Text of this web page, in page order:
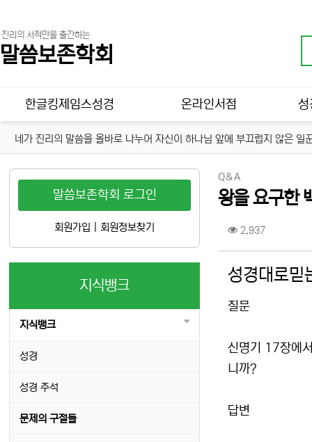
진리의 서적만을 출간하는
말씀보존학회
메인 메뉴
한글킹제임스성경 온라인서점 성
네가 진리의 말씀을 올바로 나누어 자신이 하나님 앞에 부끄럽지 않은
Q＆A분류
왕을 요구한
컨텐츠 정보
2,937조회
성경대로믿
질문
신명기 17장에
니까?
답변
말씀보존학회 로그인
회원가입 회원정보찾기
지식뱅크
지식뱅크
성경
성경 주석
문제의 구절들